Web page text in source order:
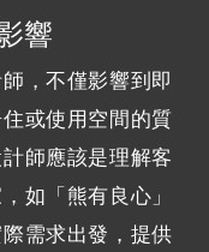
響
，不僅影響到即
或使用空間的質
師應該是理解客
如「熊有良心」
需求出發，提供